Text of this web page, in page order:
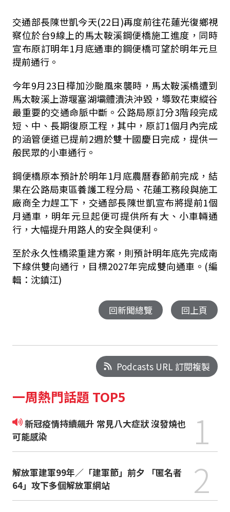
交通部長陳世凱今天(22日)再度前往花蓮光復鄉視
察位於台9線上的馬太鞍溪鋼便橋施工進度，同時
宣布原訂明年1月底通車的鋼便橋可望於明年元旦
提前通行。
今年9月23日樺加沙颱風來襲時，馬太鞍溪橋遭到
馬太鞍溪上游堰塞湖壩體潰決沖毀，導致花東縱谷
最重要的交通命脈中斷。公路局原訂分3階段完成
短、中、長期復原工程，其中，原訂1個月內完成
的涵管便道已提前2週於雙十國慶日完成，提供一
般民眾的小車通行。
鋼便橋原本預計於明年1月底農曆春節前完成，結
果在公路局東區養護工程分局、花蓮工務段與施工
廠商全力趕工下，交通部長陳世凱宣布將提前1個
月通車，明年元旦起便可提供所有大、小車輛通
行，大幅提升用路人的安全與便利。
至於永久性橋梁重建方案，則預計明年底先完成南
下線供雙向通行，目標2027年完成雙向通車。(編
輯：沈鎮江)
回新聞總覽 回上頁
Podcasts URL 訂閱複製
一周熱門話題 TOP5
新冠疫情持續飆升 常見八大症狀 沒發燒也
可能感染
1
解放軍建軍99年／「建軍節」前夕 「匿名者
64」攻下多個解放軍網站
2